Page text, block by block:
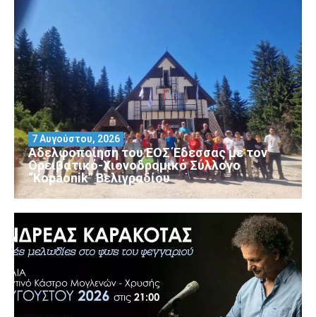
Αδελφοποίηση του ΕΟΣ Έδεσσας με τον
Ορειβατικό-Χιονοδρομικό Σύλλογο
“Kopaonik” Βελιγραδίου
7 Αυγούστου, 2026